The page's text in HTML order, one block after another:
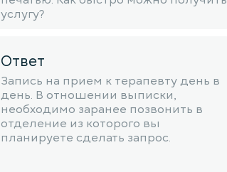
услугу?
Ответ
Запись на прием к терапевту день в
день. В отношении выписки,
необходимо заранее позвонить в
отделение из которого вы
планируете сделать запрос.